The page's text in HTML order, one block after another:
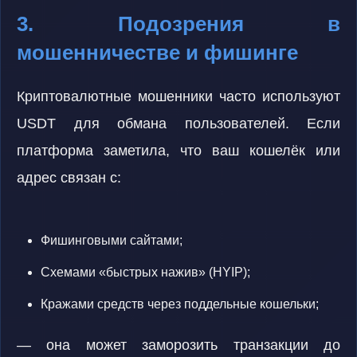
3. Подозрения в
мошенничестве и фишинге
Криптовалютные мошенники часто используют
USDT для обмана пользователей. Если
платформа заметила, что ваш кошелёк или
адрес связан с:
Фишинговыми сайтами;
Схемами «быстрых нажив» (HYIP);
Кражами средств через поддельные кошельки;
— она может заморозить транзакции до